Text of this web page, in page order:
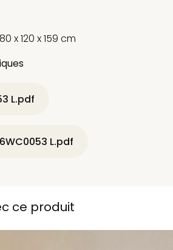
x 120 x 159 cm
L.pdf
L.pdf
ce produit